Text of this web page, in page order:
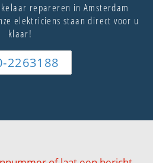
repareren in Amsterdam
elektriciens staan direct voor u
klaar!
2263188